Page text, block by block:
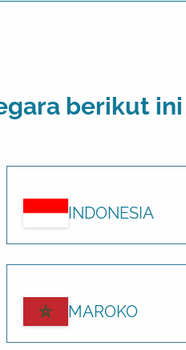
berikut ini
INDONESIA
MAROKO